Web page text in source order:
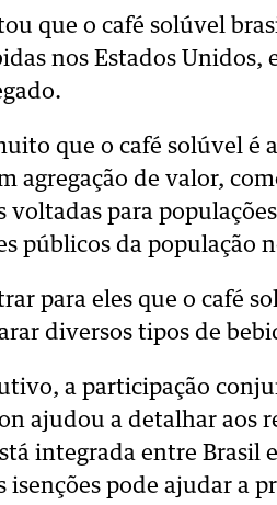
que o café solúvel
nos Estados Unidos,
que o café solúvel é
agregação de valor,
voltadas para
públicos da população
para eles que o café
diversos tipos de
a participação
ajudou a detalhar aos
integrada entre Brasil
isenções pode ajudar a